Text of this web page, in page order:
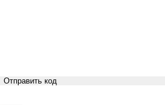
Отправить код